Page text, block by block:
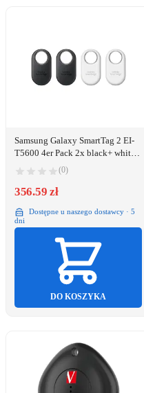
Samsung Galaxy SmartTag 2 EI-
T5600 4er Pack 2x black+ white
Artikel Finder Graphit, Weiß
(0)
356.59 zł
Dostępne u naszego dostawcy · 5
dni
DO KOSZYKA